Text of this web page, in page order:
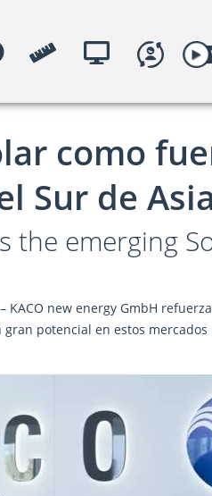
MonitorizaciónmyKACO.com
como
Sur de
the emerging
KACO new energy GmbH
potencial en estos